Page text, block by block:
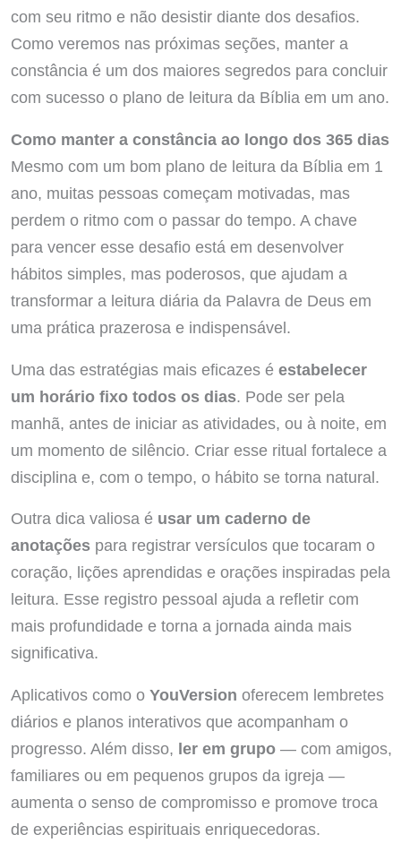
com seu ritmo e não desistir diante dos desafios.
Como veremos nas próximas seções, manter a
constância é um dos maiores segredos para concluir
com sucesso o plano de leitura da Bíblia em um ano.
Como manter a constância ao longo dos 365 dias
Mesmo com um bom plano de leitura da Bíblia em 1
ano, muitas pessoas começam motivadas, mas
perdem o ritmo com o passar do tempo. A chave
para vencer esse desafio está em desenvolver
hábitos simples, mas poderosos, que ajudam a
transformar a leitura diária da Palavra de Deus em
uma prática prazerosa e indispensável.
Uma das estratégias mais eficazes é estabelecer
um horário fixo todos os dias. Pode ser pela
manhã, antes de iniciar as atividades, ou à noite, em
um momento de silêncio. Criar esse ritual fortalece a
disciplina e, com o tempo, o hábito se torna natural.
Outra dica valiosa é usar um caderno de
anotaçõespara registrar versículos que tocaram o
coração, lições aprendidas e orações inspiradas pela
leitura. Esse registro pessoal ajuda a refletir com
mais profundidade e torna a jornada ainda mais
significativa.
Aplicativos como o YouVersion oferecem lembretes
diários e planos interativos que acompanham o
progresso. Além disso, ler em grupo— com amigos,
familiares ou em pequenos grupos da igreja —
aumenta o senso de compromisso e promove troca
de experiências espirituais enriquecedoras.